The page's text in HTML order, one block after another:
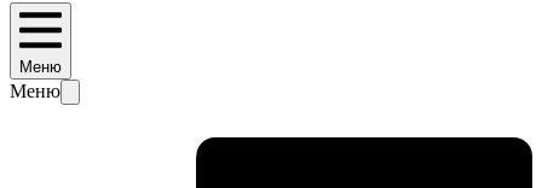
Меню
Меню